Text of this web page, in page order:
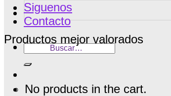
Siguenos
Contacto
Buscar
por:
No products in the cart.
Productos mejor valorados